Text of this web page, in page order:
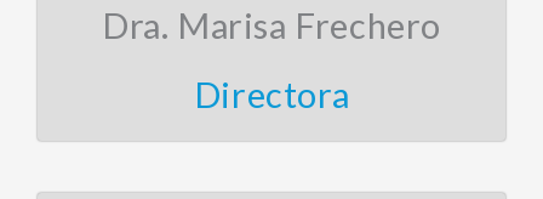
Dra. Marisa Frechero
Directora